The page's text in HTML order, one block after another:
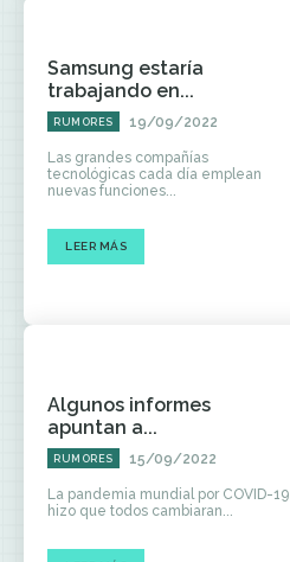
Samsung estaría
trabajando en...
RUMORES 19/09/2022
Las grandes compañías
tecnológicas cada día emplean
nuevas funciones...
LEER MÁS
Algunos informes
apuntan a...
RUMORES 15/09/2022
La pandemia mundial por COVID-19
hizo que todos cambiaran...